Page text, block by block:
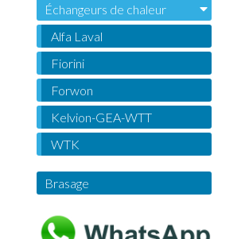
Échangeurs de chaleur
Alfa Laval
Fiorini
Forwon
Kelvion-GEA-WTT
WTK
Brasage